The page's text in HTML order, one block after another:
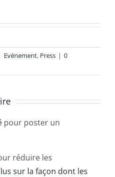
Evénement, Press | 0
pour poster un
réduire les
sur la façon dont les